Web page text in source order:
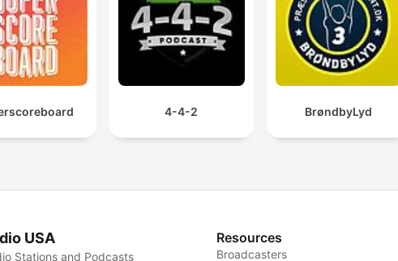
4-4-2 BrøndbyLyd
USA
Stations and Podcasts
Resources
Broadcasters